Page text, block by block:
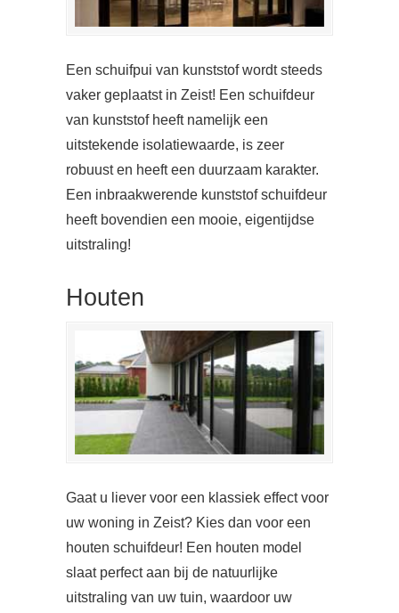
Een schuifpui van kunststof wordt steeds
vaker geplaatst in Zeist! Een schuifdeur
van kunststof heeft namelijk een
uitstekende isolatiewaarde, is zeer
robuust en heeft een duurzaam karakter.
Een inbraakwerende kunststof schuifdeur
heeft bovendien een mooie, eigentijdse
uitstraling!
Houten
Gaat u liever voor een klassiek effect voor
uw woning in Zeist? Kies dan voor een
houten schuifdeur! Een houten model
slaat perfect aan bij de natuurlijke
uitstraling van uw tuin, waardoor uw